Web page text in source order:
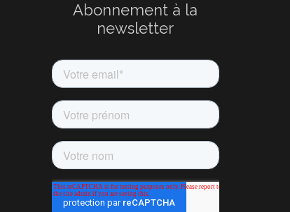
Abonnement à la
newsletter